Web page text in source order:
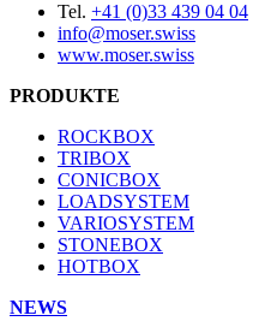
Tel. +41 (0)33 439 04 04
info@moser.swiss
www.moser.swiss
PRODUKTE
ROCKBOX
TRIBOX
CONICBOX
LOADSYSTEM
VARIOSYSTEM
STONEBOX
HOTBOX
NEWS